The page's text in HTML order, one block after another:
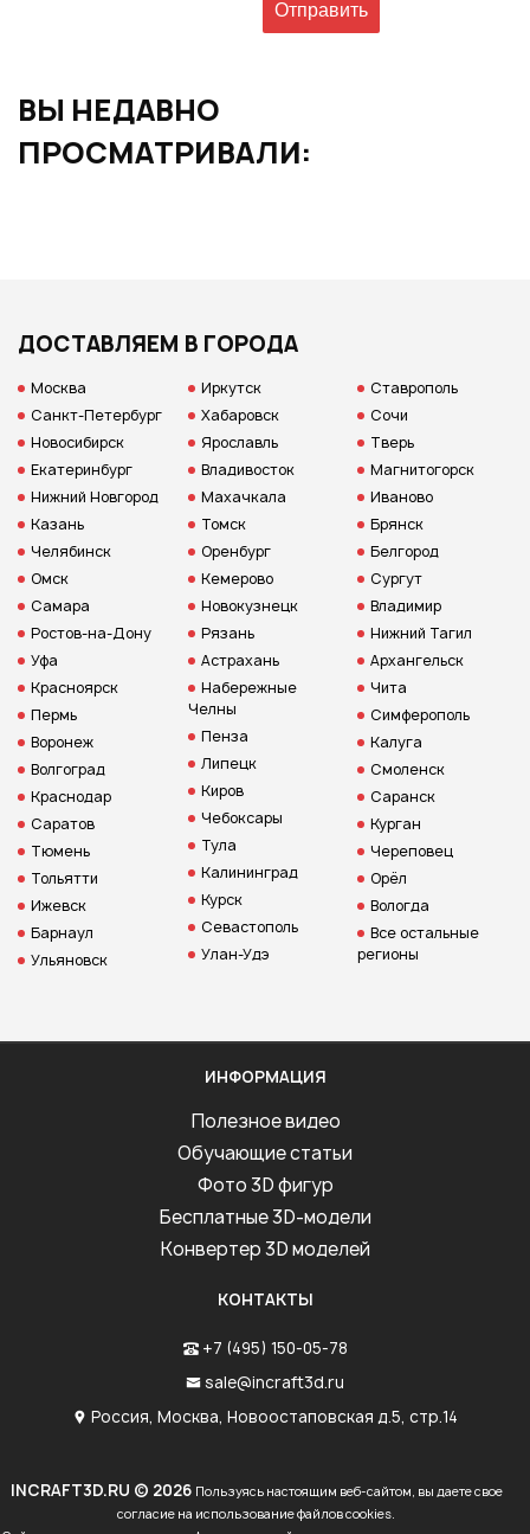
ВЫ НЕДАВНО
ПРОСМАТРИВАЛИ:
ДОСТАВЛЯЕМ В ГОРОДА
Москва
Санкт-Петербург
Новосибирск
Екатеринбург
Нижний Новгород
Казань
Челябинск
Омск
Самара
Ростов-на-Дону
Уфа
Красноярск
Пермь
Воронеж
Волгоград
Краснодар
Саратов
Тюмень
Тольятти
Ижевск
Барнаул
Ульяновск
Иркутск
Хабаровск
Ярославль
Владивосток
Махачкала
Томск
Оренбург
Кемерово
Новокузнецк
Рязань
Астрахань
Набережные
Челны
Пенза
Липецк
Киров
Чебоксары
Тула
Калининград
Курск
Севастополь
Улан-Удэ
Ставрополь
Сочи
Тверь
Магнитогорск
Иваново
Брянск
Белгород
Сургут
Владимир
Нижний Тагил
Архангельск
Чита
Симферополь
Калуга
Смоленск
Саранск
Курган
Череповец
Орёл
Вологда
Все остальные
регионы
ИНФОРМАЦИЯ
Полезное видео
Обучающие статьи
Фото 3D фигур
Бесплатные 3D-модели
Конвертер 3D моделей
КОНТАКТЫ
+7 (495) 150-05-78
sale@incraft3d.ru
Россия, Москва, Новоостаповская д.5, стр.14
INCRAFT3D.RU © 2026 Пользуясь настоящим веб-сайтом, вы даете свое
согласие на использование файлов cookies.